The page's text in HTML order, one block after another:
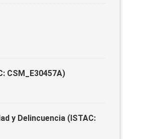
CSM_E30457A)
y Delincuencia (ISTAC: